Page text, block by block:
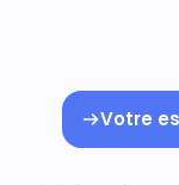
Votre